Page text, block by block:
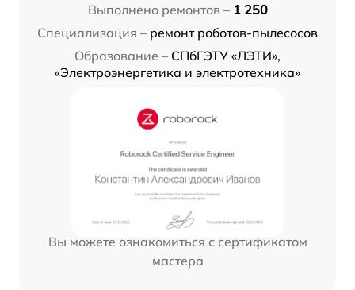
Выполнено ремонтов – 1 250
Специализация – ремонт роботов-пылесосов
Образование – СПбГЭТУ «ЛЭТИ»,
«Электроэнергетика и электротехника»
Вы можете ознакомиться с сертификатом
мастера